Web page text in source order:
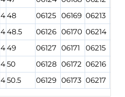
448 06125 06169 06213
448.5 06126 06170 06214
449 06127 06171 06215
450 06128 06172 06216
450.5 06129 06173 06217